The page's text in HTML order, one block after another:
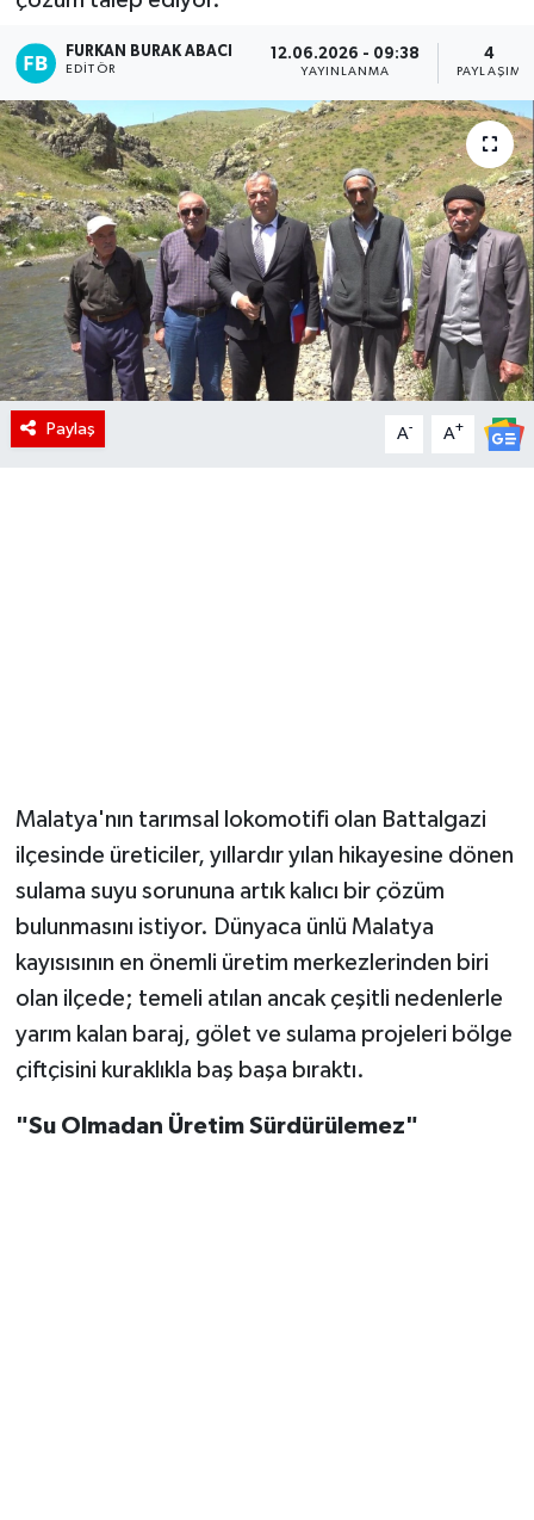
FURKAN BURAK ABACI
EDITÖR
12.06.2026 - 09:38
YAYINLANMA
4
PAYLAŞIM
Paylaş A- A+
Malatya'nın tarımsal lokomotifi olan Battalgazi
ilçesinde üreticiler, yıllardır yılan hikayesine dönen
sulama suyu sorununa artık kalıcı bir çözüm
bulunmasını istiyor. Dünyaca ünlü Malatya
kayısısının en önemli üretim merkezlerinden biri
olan ilçede; temeli atılan ancak çeşitli nedenlerle
yarım kalan baraj, gölet ve sulama projeleri bölge
çiftçisini kuraklıkla baş başa bıraktı.
"Su Olmadan Üretim Sürdürülemez"